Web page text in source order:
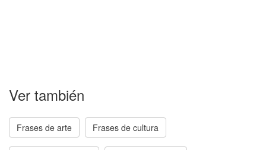
Ver también
Frases de arte Frases de cultura